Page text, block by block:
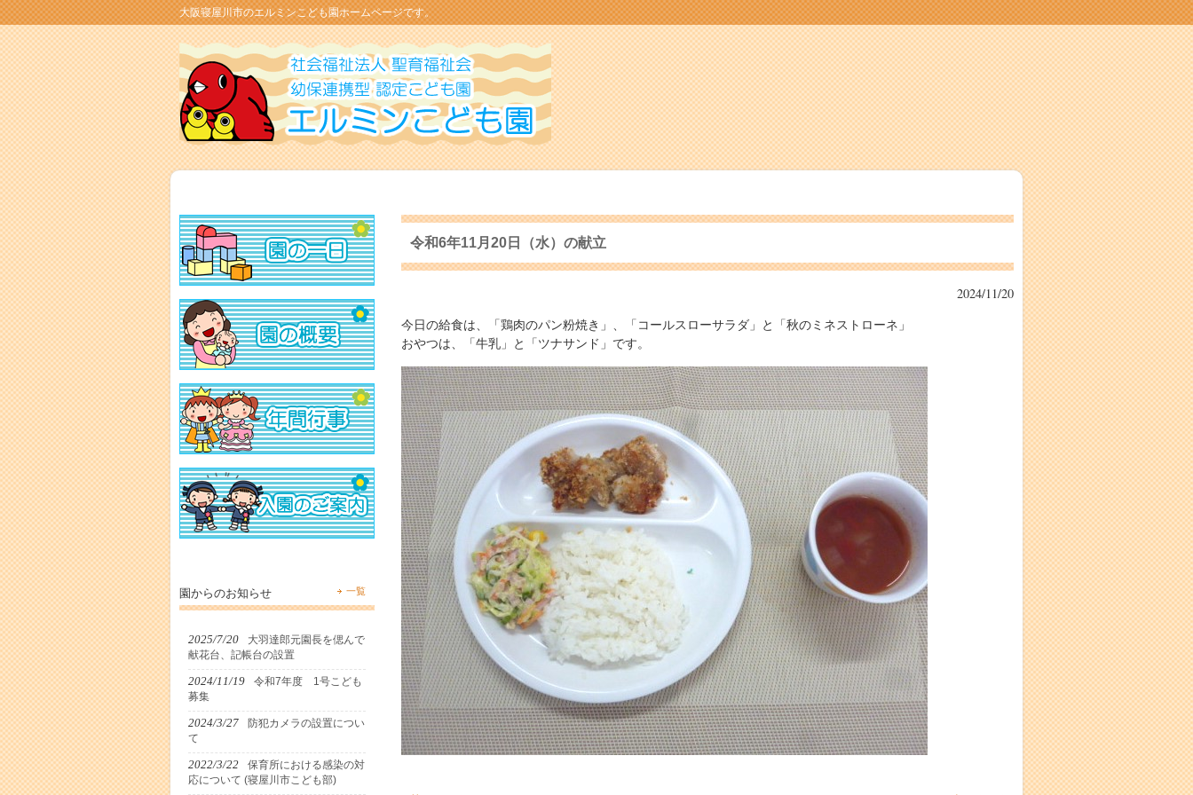
大阪寝屋川市のエルミンこども園ホームページです。
令和6年11月20日（水）の献立
2024/11/20
今日の給食は、「鶏肉のパン粉焼き」、「コールスローサラダ」と「秋のミネストローネ」
おやつは、「牛乳」と「ツナサンド」です。
園からのお知らせ 一覧
2025/7/20
大羽達郎元園長を偲んで
献花台、記帳台の設置
2024/11/19
令和7年度 1号こども
募集
2024/3/27
防犯カメラの設置につい
て
2022/3/22
保育所における感染の対
応について (寝屋川市こども部)